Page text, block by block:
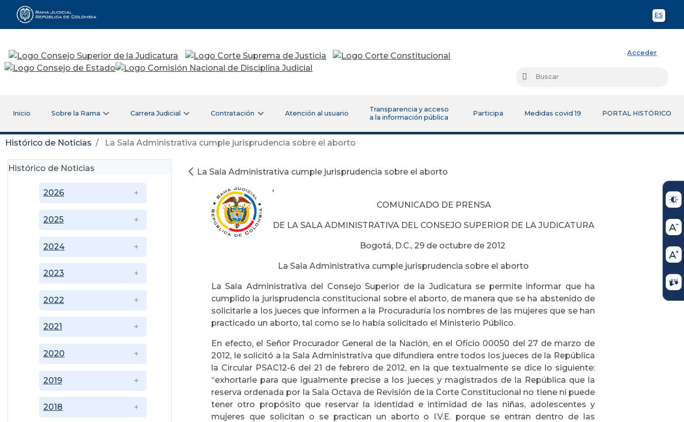
ES
Rama Judicial
Acceder
Buscar
Inicio Sobre la Rama Carrera Judicial Contratación Atención al usuario
Transparencia y acceso
a la información pública
Participa Medidas covid 19 PORTAL HISTÓRICO
Histórico de Noticias La Sala Administrativa cumple jurisprudencia sobre el aborto
Histórico de Noticias
2018
2019
2020
2021
2022
2023
2024
2025
2026
La Sala Administrativa cumple jurisprudencia sobre el aborto
'
COMUNICADO DE PRENSA
DE LA SALA ADMINISTRATIVA DEL CONSEJO SUPERIOR DE LA JUDICATURA
Bogotá, D.C., 29 de octubre de 2012
La Sala Administrativa cumple jurisprudencia sobre el aborto
La Sala Administrativa del Consejo Superior de la Judicatura se permite informar que ha
cumplido la jurisprudencia constitucional sobre el aborto, de manera que se ha abstenido de
solicitarle a los jueces que informen a la Procuraduría los nombres de las mujeres que se han
practicado un aborto, tal como se lo había solicitado el Ministerio Público.
En efecto, el Señor Procurador General de la Nación, en el Oficio 00050 del 27 de marzo de
2012, le solicitó a la Sala Administrativa que difundiera entre todos los jueces de la República
la Circular PSAC12-6 del 21 de febrero de 2012, en la que textualmente se dice lo siguiente:
“exhortarle para que igualmente precise a los jueces y magistrados de la República que la
reserva ordenada por la Sala Octava de Revisión de la Corte Constitucional no tiene ni puede
tener otro propósito que reservar la identidad e intimidad de las niñas, adolescentes y
mujeres que solicitan o se practican un aborto o I.V.E. porque se entran dentro de las